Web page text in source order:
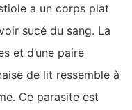
a un corps plat
sucé du sang. La
et d’une paire
de lit ressemble à
Ce parasite est